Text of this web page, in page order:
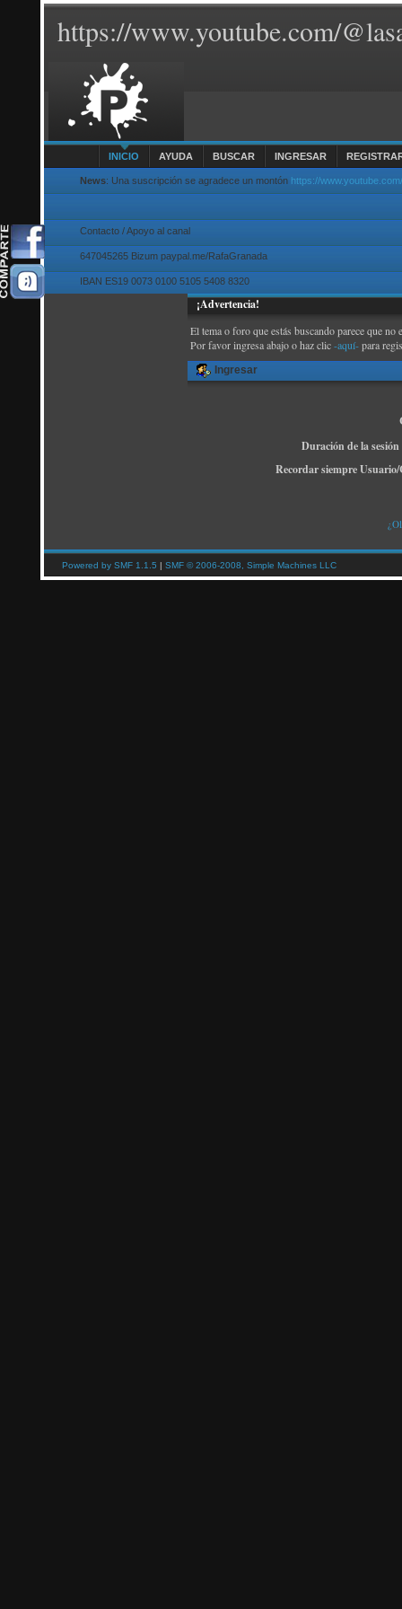
https://www.youtube.com/
INICIO AYUDA BUSCAR INGRESAR
News: Una suscripción se agradece un montón https://
Contacto / Apoyo al canal
647045265 Bizum paypal.me/RafaGranada
IBAN ES19 0073 0100 5105 5408 8320
¡Advertencia!
El tema o foro que estás buscando parece que
Por favor ingresa abajo o haz clic-aquí-para
Ingresar
Duración de la
Recordar siempre
Powered by SMF 1.1.5 | SMF © 2006-2008, Simple Machines LLC